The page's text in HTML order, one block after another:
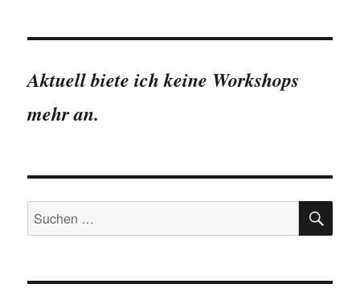
Aktuell biete ich keine Workshops
mehr an.
Suchen
nach: